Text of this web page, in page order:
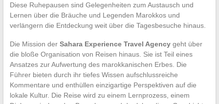
Diese Ruhepausen sind Gelegenheiten zum Austausch und
Lernen über die Bräuche und Legenden Marokkos und
verlängern die Entdeckung weit über die Tagesbesuche hinaus.
Die Mission der Sahara Experience Travel Agencygeht über
die bloße Organisation von Reisen hinaus. Sie ist Teil eines
Ansatzes zur Aufwertung des marokkanischen Erbes. Die
Führer bieten durch ihr tiefes Wissen aufschlussreiche
Kommentare und enthüllen einzigartige Perspektiven auf die
lokale Kultur. Die Reise wird zu einem Lernprozess, einem